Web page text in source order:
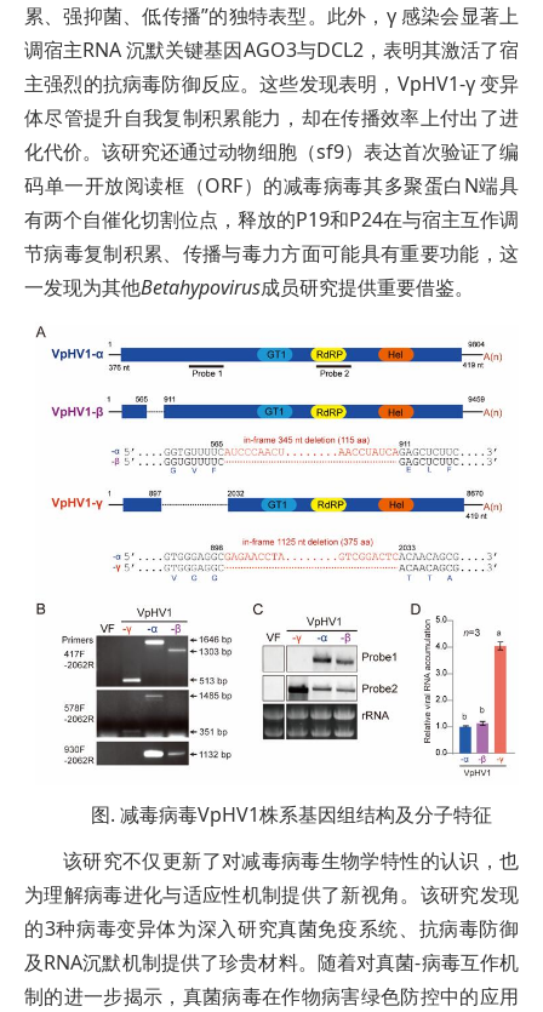
累、强抑菌、低传播”的独特表型。此外，γ 感染会显著上
调宿主RNA 沉默关键基因AGO3与DCL2，表明其激活了宿
主强烈的抗病毒防御反应。这些发现表明，VpHV1-γ 变异
体尽管提升自我复制积累能力，却在传播效率上付出了进
化代价。该研究还通过动物细胞（sf9）表达首次验证了编
码单一开放阅读框（ORF）的减毒病毒其多聚蛋白N端具
有两个自催化切割位点，释放的P19和P24在与宿主互作调
节病毒复制积累、传播与毒力方面可能具有重要功能，这
一发现为其他Betahypovirus成员研究提供重要借鉴。
图. 减毒病毒VpHV1株系基因组结构及分子特征
该研究不仅更新了对减毒病毒生物学特性的认识，也
为理解病毒进化与适应性机制提供了新视角。该研究发现
的3种病毒变异体为深入研究真菌免疫系统、抗病毒防御
及RNA沉默机制提供了珍贵材料。随着对真菌-病毒互作机
制的进一步揭示，真菌病毒在作物病害绿色防控中的应用